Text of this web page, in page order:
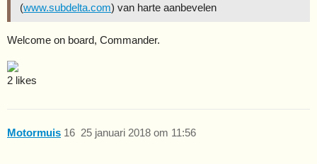
(www.subdelta.com) van harte aanbevelen
Welcome on board, Commander.
2 likes
Motormuis 25 januari 2018 om 11:56
16